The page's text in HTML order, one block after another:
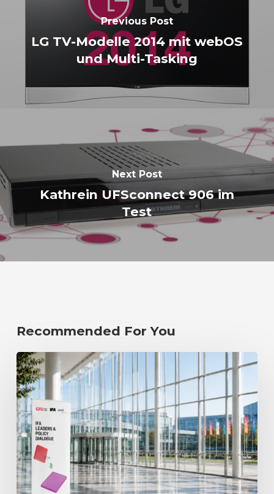
Previous Post
LG TV-Modelle 2014 mit webOS
und Multi-Tasking
Next Post
Kathrein UFSconnect 906 im
Test
Recommended For You